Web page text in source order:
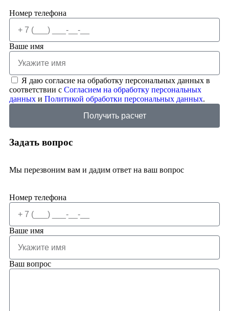
Номер телефона
Ваше имя
Я даю согласие на обработку персональных данных в
соответствии с Согласием на обработку персональных
данных и Политикой обработки персональных данных.
Получить расчет
Задать вопрос
Мы перезвоним вам и дадим ответ на ваш вопрос
Номер телефона
Ваше имя
Ваш вопрос